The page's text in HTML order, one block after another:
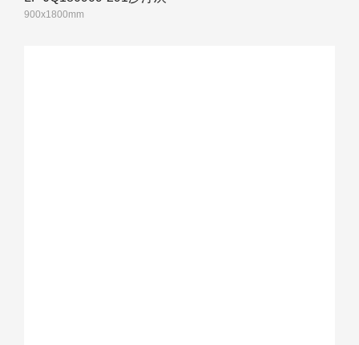
900x1800mm